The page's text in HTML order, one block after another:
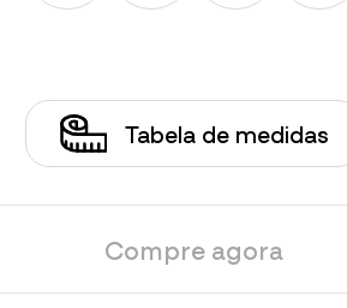
Tabela de medidas
Compre agora